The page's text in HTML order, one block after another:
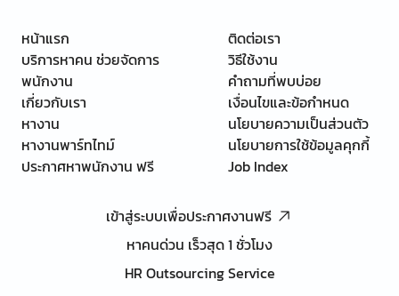
หน้าแรก
บริการหาคน ช่วยจัดการ
พนักงาน
เกี่ยวกับเรา
หางาน
หางานพาร์ทไทม์
ประกาศหาพนักงาน ฟรี
ติดต่อเรา
วิธีใช้งาน
คำถามที่พบบ่อย
เงื่อนไขและข้อกำหนด
นโยบายความเป็นส่วนตัว
นโยบายการใช้ข้อมูลคุกกี้
Job Index
เข้าสู่ระบบเพื่อประกาศงานฟรี
หาคนด่วน เร็วสุด 1 ชั่วโมง
HR Outsourcing Service